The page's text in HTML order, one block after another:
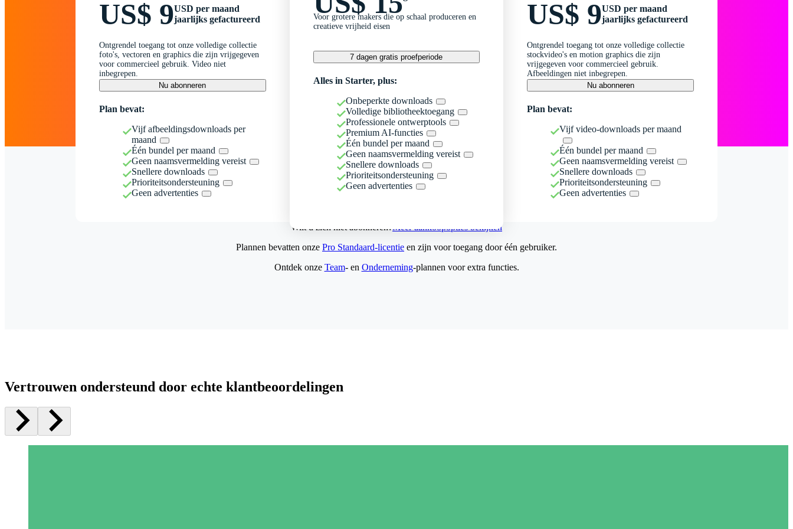
US$ 9USD per maand
jaarlijks gefactureerd
Ontgrendel toegang tot onze volledige collectie
foto's, vectoren en graphics die zijn vrijgegeven
voor commercieel gebruik. Video niet
inbegrepen.
Nu abonneren
Plan bevat:
Vijf afbeeldingsdownloads per
maand
Één bundel per maand
Geen naamsvermelding vereist
Snellere downloads
Prioriteitsondersteuning
Geen advertenties
Voor grotere makers die op schaal produceren en
creatieve vrijheid eisen
7 dagen gratis proefperiode
Alles in Starter, plus:
Onbeperkte downloads
Volledige bibliotheektoegang
Professionele ontwerptools
Premium AI-functies
Één bundel per maand
Geen naamsvermelding vereist
Snellere downloads
Prioriteitsondersteuning
Geen advertenties
US$ 9USD per maand
jaarlijks gefactureerd
Ontgrendel toegang tot onze volledige collectie
stockvideo's en motion graphics die zijn
vrijgegeven voor commercieel gebruik.
Afbeeldingen niet inbegrepen.
Nu abonneren
Plan bevat:
Vijf video-downloads per maand
Één bundel per maand
Geen naamsvermelding vereist
Snellere downloads
Prioriteitsondersteuning
Geen advertenties
Wilt u zich niet abonneren?Meer aankoopopties bekijken
Plannen bevatten onze Pro Standaard-licentie en zijn voor toegang door één gebruiker.
Ontdek onze Team- en Onderneming-plannen voor extra functies.
Vertrouwen ondersteund door echte klantbeoordelingen